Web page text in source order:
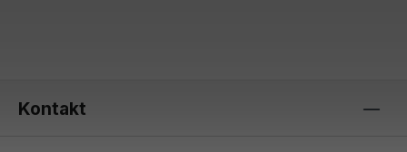
Kontakt